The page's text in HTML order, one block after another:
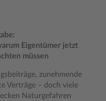
Eigentümer jetzt
müssen
zunehmende
Verträge – doch viele
Naturgefahren